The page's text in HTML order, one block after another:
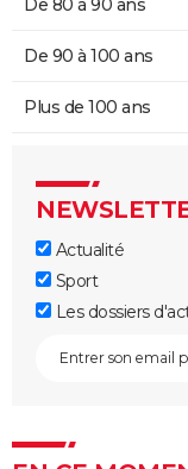
De 80 à 90 ans
De 90 à 100 ans
Plus de 100 ans
Actualité
Sport
Les dossiers